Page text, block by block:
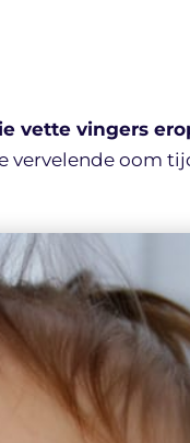
vette vingers
vervelende oom